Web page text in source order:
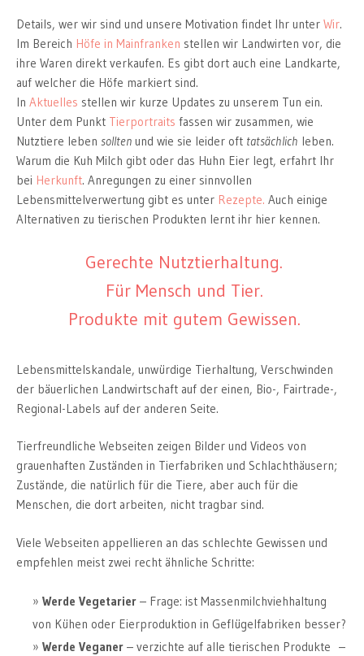
Details, wer wir sind und unsere Motivation findet Ihr unter Wir.
Im Bereich Höfe in Mainfranken stellen wir Landwirten vor, die
ihre Waren direkt verkaufen. Es gibt dort auch eine Landkarte,
auf welcher die Höfe markiert sind.
In Aktuelles stellen wir kurze Updates zu unserem Tun ein.
Unter dem Punkt Tierportraits fassen wir zusammen, wie
Nutztiere leben sollten und wie sie leider oft tatsächlich leben.
Warum die Kuh Milch gibt oder das Huhn Eier legt, erfahrt Ihr
bei Herkunft. Anregungen zu einer sinnvollen
Lebensmittelverwertung gibt es unter Rezepte. Auch einige
Alternativen zu tierischen Produkten lernt ihr hier kennen.
Gerechte Nutztierhaltung.
Für Mensch und Tier.
Produkte mit gutem Gewissen.
Lebensmittelskandale, unwürdige Tierhaltung, Verschwinden
der bäuerlichen Landwirtschaft auf der einen, Bio-, Fairtrade-,
Regional-Labels auf der anderen Seite.
Tierfreundliche Webseiten zeigen Bilder und Videos von
grauenhaften Zuständen in Tierfabriken und Schlachthäusern;
Zustände, die natürlich für die Tiere, aber auch für die
Menschen, die dort arbeiten, nicht tragbar sind.
Viele Webseiten appellieren an das schlechte Gewissen und
empfehlen meist zwei recht ähnliche Schritte:
Werde Vegetarier – Frage: ist Massenmilchviehhaltung
von Kühen oder Eierproduktion in Geflügelfabriken besser?
Werde Veganer – verzichte auf alle tierischen Produkte –